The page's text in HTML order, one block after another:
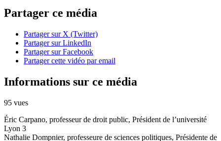
Partager ce média
Partager sur X (Twitter)
Partager sur LinkedIn
Partager sur Facebook
Partager cette vidéo par email
Informations sur ce média
95 vues
Éric Carpano, professeur de droit public, Président de l’université
Lyon 3
Nathalie Dompnier, professeure de sciences politiques, Présidente de